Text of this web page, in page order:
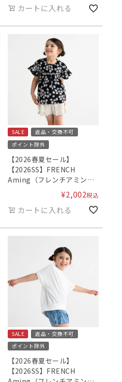
カートに入れる
SALE
返品・交換不可
ポイント除外
【2026春夏セール】
【2026SS】FRENCH
Aming（フレンチアミン
グ）シャーリングブラウス
¥2,002税込
カートに入れる
SALE
返品・交換不可
ポイント除外
【2026春夏セール】
【2026SS】FRENCH